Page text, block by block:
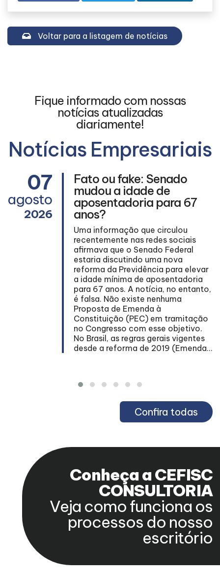
Voltar para a listagem de notícias
Fique informado com nossas
notícias atualizadas
diariamente!
Notícias Empresariais
07
agosto
2026
Fato ou fake: Senado
mudou a idade de
aposentadoria para 67
anos?
Uma informação que circulou
recentemente nas redes sociais
afirmava que o Senado Federal
estaria discutindo uma nova
reforma da Previdência para elevar
a idade mínima de aposentadoria
para 67 anos. A notícia, no entanto,
é falsa. Não existe nenhuma
Proposta de Emenda à
Constituição (PEC) em tramitação
no Congresso com esse objetivo.
No Brasil, as regras gerais vigentes
desde a reforma de 2019 (Emenda...
Confira todas
Conheça a CEFISC
CONSULTORIA
Veja como funciona os
processos do nosso
escritório